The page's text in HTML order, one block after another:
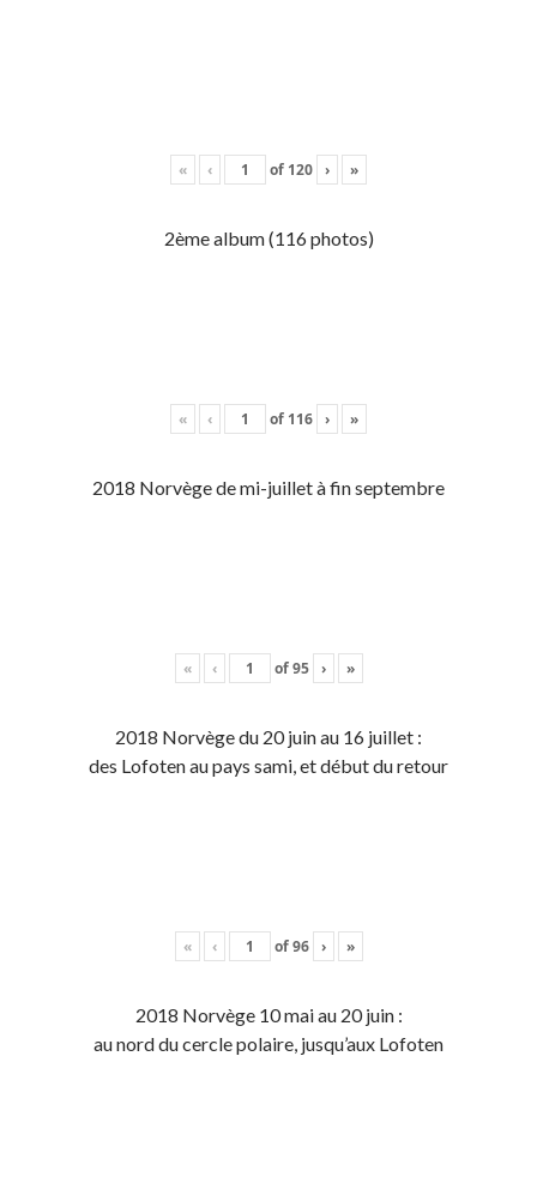
« ‹ of 120 › »
2ème album (116 photos)
« ‹ of 116 › »
2018 Norvège de mi-juillet à fin septembre
« ‹ of95 › »
2018 Norvège du 20 juin au 16 juillet :
des Lofoten au pays sami, et début du retour
« ‹ of96 › »
2018 Norvège 10 mai au 20 juin :
au nord du cercle polaire, jusqu’aux Lofoten